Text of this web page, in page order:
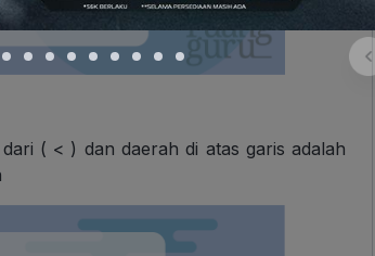
( < ) dan daerah di atas garis adalah